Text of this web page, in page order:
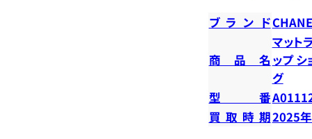
ブランド
商品名
マット
ップ シ
グ
型番
買取時期2025